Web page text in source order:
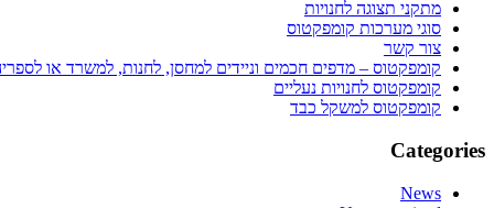
מתקני תצוגה לחנויות
סוגי מערכות קומפקטוס
צור קשר
קומפקטוס – מדפים חכמים וניידים למחסן, לחנות, למשרד או
קומפקטוס לחנויות נעליים
קומפקטוס למשקל כבד
Categories
News